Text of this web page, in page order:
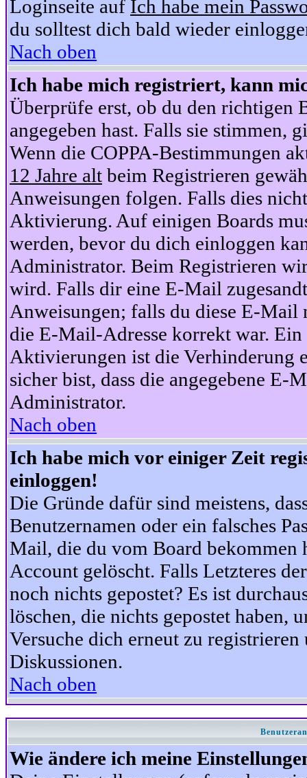
Loginseite auf Ich habe mein
du solltest dich bald wieder
Nach oben
Ich habe mich registriert, kann
Überprüfe erst, ob du den richtigen
angegeben hast. Falls sie stimmen,
Wenn die COPPA-Bestimmungen
12 Jahre alt beim Registrieren
Anweisungen folgen. Falls dies
Aktivierung. Auf einigen Boards
werden, bevor du dich einloggen
Administrator. Beim Registrieren
wird. Falls dir eine E-Mail
Anweisungen; falls du diese E-Mail
die E-Mail-Adresse korrekt war.
Aktivierungen ist die Verhinderung
sicher bist, dass die angegebene
Administrator.
Nach oben
Ich habe mich vor einiger Zeit
einloggen!
Die Gründe dafür sind meistens,
Benutzernamen oder ein falsches
Mail, die du vom Board bekommen
Account gelöscht. Falls Letzteres
noch nichts gepostet? Es ist
löschen, die nichts gepostet haben,
Versuche dich erneut zu
Diskussionen.
Nach oben
Wie ändere ich meine